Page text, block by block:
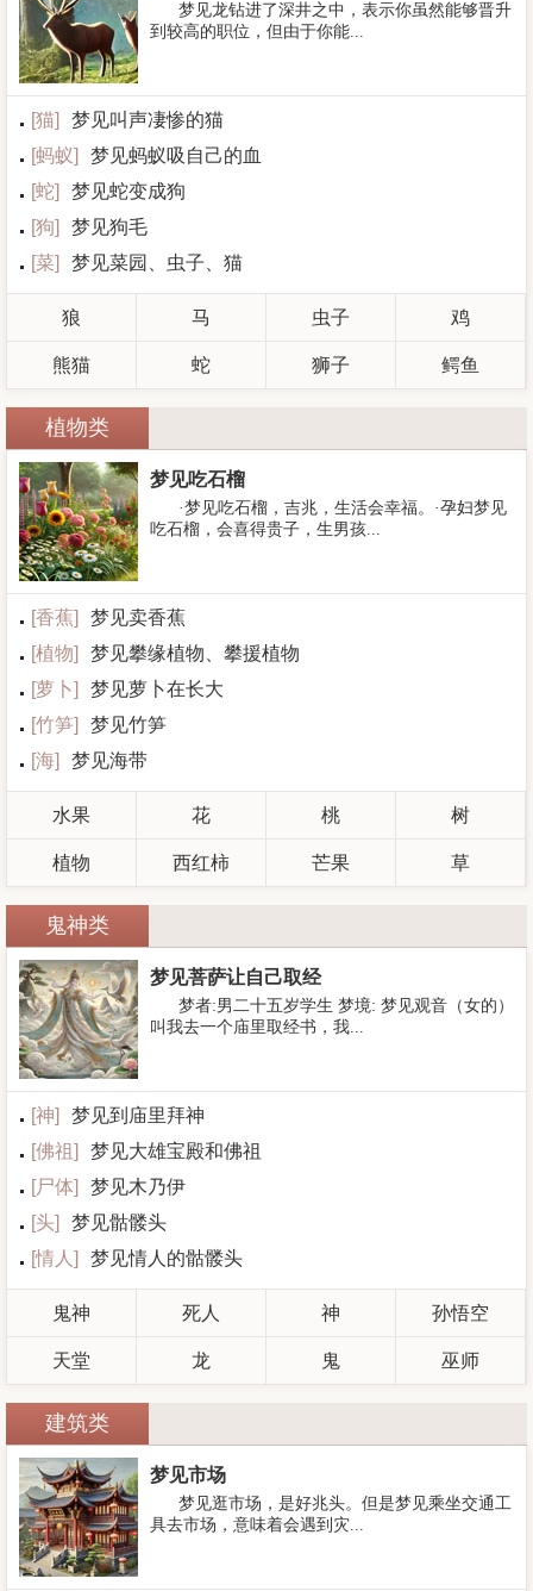
梦见龙钻进了深井之中，表示你虽然能够晋升
到较高的职位，但由于你能...
[猫]
梦见叫声凄惨的猫
[蚂蚁]
梦见蚂蚁吸自己的血
[蛇]
梦见蛇变成狗
[狗]
梦见狗毛
[菜] 梦见菜园、虫子、猫
狼 马 虫子 鸡
熊猫 蛇 狮子 鳄鱼
植物类
梦见吃石榴
·梦见吃石榴，吉兆，生活会幸福。·孕妇梦见
吃石榴，会喜得贵子，生男孩...
[香蕉]
梦见卖香蕉
[植物]
梦见攀缘植物、攀援植物
[萝卜]
梦见萝卜在长大
[竹笋]
梦见竹笋
[海] 梦见海带
水果 花 桃 树
植物 西红柿 芒果 草
鬼神类
梦见菩萨让自己取经
梦者:男二十五岁学生 梦境: 梦见观音（女的）
叫我去一个庙里取经书，我...
[神]
梦见到庙里拜神
[佛祖]
梦见大雄宝殿和佛祖
[尸体]
梦见木乃伊
[头]
梦见骷髅头
[情人 ] 梦见情人的骷髅头
鬼神 死人 神 孙悟空
天堂 龙 鬼 巫师
建筑类
梦见市场
梦见逛市场，是好兆头。但是梦见乘坐交通工
具去市场，意味着会遇到灾...